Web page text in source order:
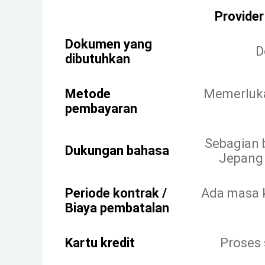
Dokumen yang
dibutuhkan
Metode
pembayaran
Dukungan bahasa
Sebagian
Periode kontrak /
Biaya pembatalan
Ada masa
Kartu kredit